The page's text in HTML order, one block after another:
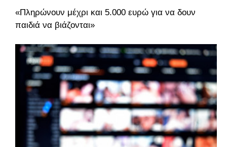
«Πληρώνουν μέχρι και 5.000 ευρώ για να δουν
παιδιά να βιάζονται»